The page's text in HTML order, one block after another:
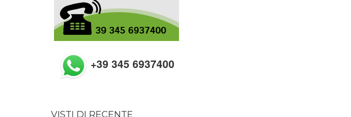
+39 345 6937400
VISTI DI RECENTE